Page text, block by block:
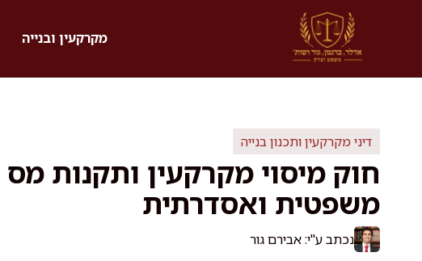
מקרקעין ובנייה
דיני מקרקעין ותכנון בנייה
חוק מיסוי מקרקעין ותקנות
משפטית ואסדרתית
נכתב ע"י: אבירם גור